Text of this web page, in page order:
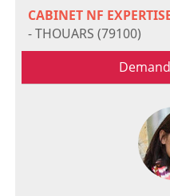
CABINET NF
- THOUARS (79100)